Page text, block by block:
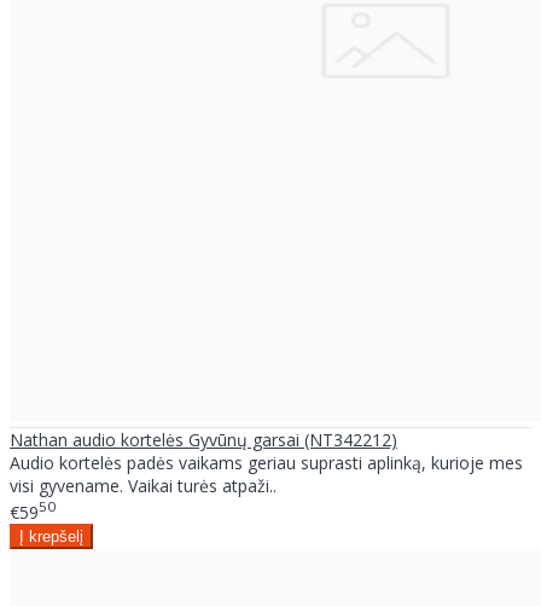
Nathan audio kortelės Gyvūnų garsai (NT342212)
Audio kortelės padės vaikams geriau suprasti aplinką, kurioje mes
visi gyvename. Vaikai turės atpaži..
€5950